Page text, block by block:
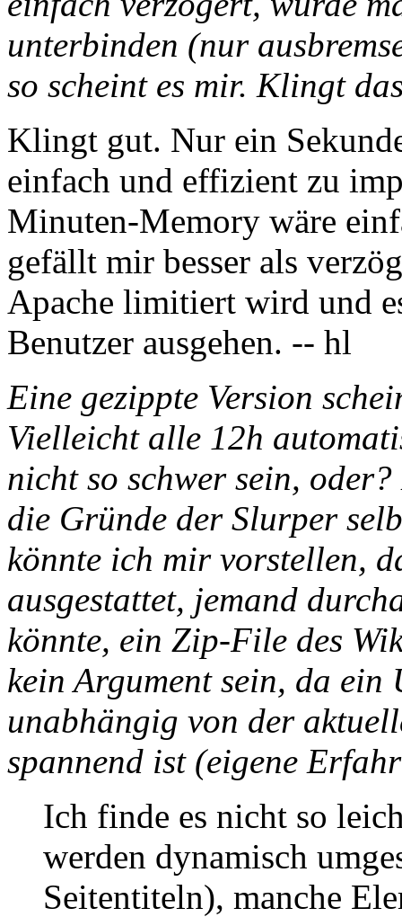
unterbinden (nur
so scheint es mir. Klingt
Klingt gut. Nur ein
einfach und effizient zu
Minuten-Memory wäre
gefällt mir besser als
Apache limitiert wird und
Benutzer ausgehen. -- hl
Eine gezippte Version
Vielleicht alle 12h
nicht so schwer sein,
die Gründe der Slurper
könnte ich mir vorstellen,
ausgestattet, jemand
könnte, ein Zip-File des
kein Argument sein, da ein
unabhängig von der
spannend ist (eigene
Ich finde es nicht so
werden dynamisch
Seitentiteln), manche